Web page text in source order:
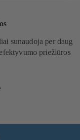
sunaudoja per daug
priežiūros